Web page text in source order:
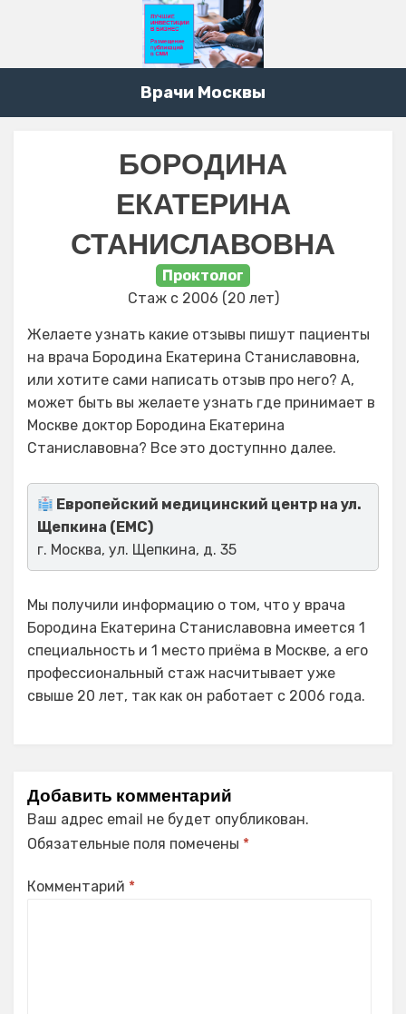
Врачи Москвы
БОРОДИНА
ЕКАТЕРИНА
СТАНИСЛАВОВНА
Проктолог
Стаж с 2006 (20 лет)
Желаете узнать какие отзывы пишут пациенты
на врача Бородина Екатерина Станиславовна,
или хотите сами написать отзыв про него? А,
может быть вы желаете узнать где принимает в
Москве доктор Бородина Екатерина
Станиславовна? Все это доступнно далее.
Европейский медицинский центр на ул.
Щепкина (ЕМС)
г. Москва, ул. Щепкина, д. 35
Мы получили информацию о том, что у врача
Бородина Екатерина Станиславовна имеется 1
специальность и 1 место приёма в Москве, а его
профессиональный стаж насчитывает уже
свыше 20 лет, так как он работает с 2006 года.
Добавить комментарий
Ваш адрес email не будет опубликован.
Обязательные поля помечены *
Комментарий *